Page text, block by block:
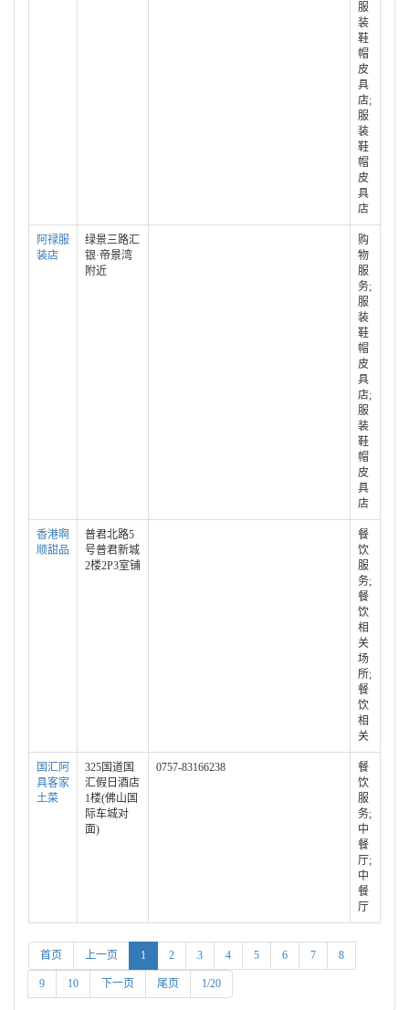
服
装
鞋
帽
皮
具
店;
服
装
鞋
帽
皮
具
店
阿禄服
装店
绿景三路汇
银·帝景湾
附近
购
物
服
务;
服
装
鞋
帽
皮
具
店;
服
装
鞋
帽
皮
具
店
香港啊
顺甜品
普君北路5
号普君新城
2楼2P3室铺
餐
饮
服
务;
餐
饮
相
关
场
所;
餐
饮
相
关
国汇阿
具客家
土菜
325国道国
汇假日酒店
1楼(佛山国
际车城对
面)
0757-83166238
餐
饮
服
务;
中
餐
厅;
中
餐
厅
首页 上一页 1 2 3 4 5 6 7 8
9 10 下一页 尾页 1/20